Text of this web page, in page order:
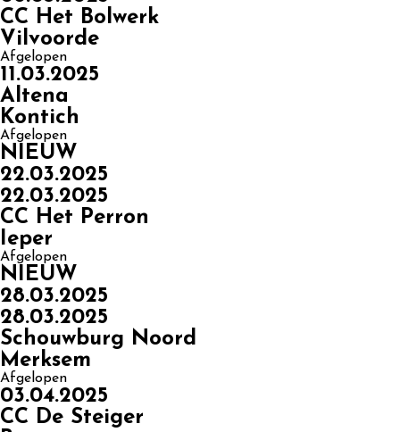
CC Het Bolwerk
Vilvoorde
Afgelopen
11.03.2025
Altena
Kontich
Afgelopen
NIEUW
22.03.2025
22.03.2025
CC Het Perron
Ieper
Afgelopen
NIEUW
28.03.2025
28.03.2025
Schouwburg Noord
Merksem
Afgelopen
03.04.2025
CC De Steiger